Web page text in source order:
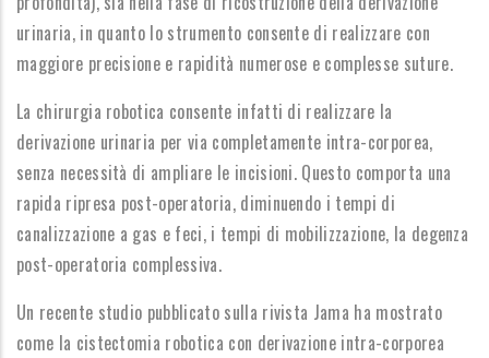
urinaria, in quanto lo strumento consente di realizzare con
maggiore precisione e rapidità numerose e complesse suture.
La chirurgia robotica consente infatti di realizzare la
derivazione urinaria per via completamente intra-corporea,
senza necessità di ampliare le incisioni. Questo comporta una
rapida ripresa post-operatoria, diminuendo i tempi di
canalizzazione a gas e feci, i tempi di mobilizzazione, la degenza
post-operatoria complessiva.
Un recente studio pubblicato sulla rivista Jama ha mostrato
come la cistectomia robotica con derivazione intra-corporea